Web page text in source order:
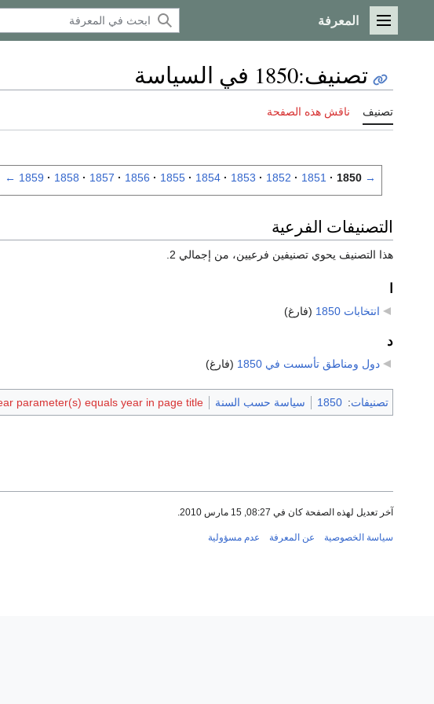
القائمة الرئيسية
المعرفة
تصنيف:1850 في السياسة
تصنيف ناقش هذه الصفحة
→
1850
1851
1852
1853
1854
1855
1856
1857
1858
1859
←
التصنيفات الفرعية
هذا التصنيف يحوي تصنيفين فرعيين، من إجمالي 2.
انتخابات 1850 (فارغ)
د
دول ومناطق تأسست في 1850 (فارغ)
تصنيفات:
1850 سياسة حسب السنة parameter(s) equals year in page title
آخر تعديل لهذه الصفحة كان في 08:27, 15 مارس 2010.
سياسة الخصوصية عن المعرفة عدم مسؤولية